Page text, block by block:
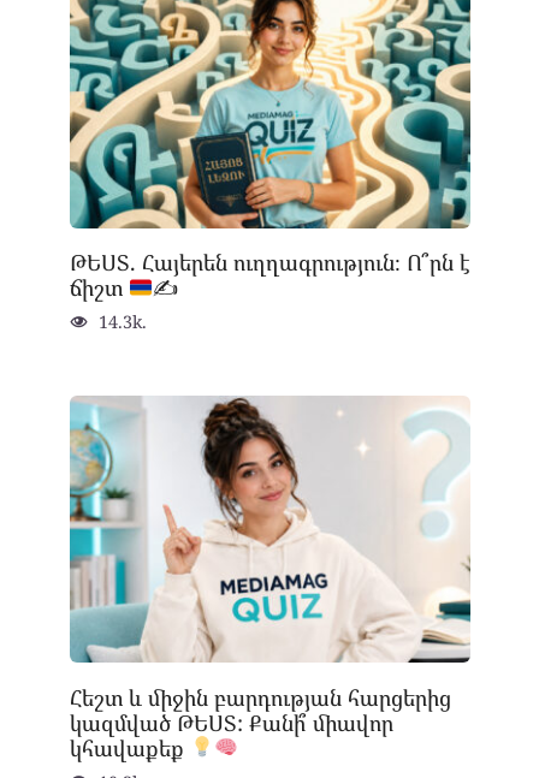
ԹԵՍՏ. Հայերեն ուղղագրություն։ Ո՞րն է
ճիշտ
✍
14.3k.
Հեշտ և միջին բարդության հարցերից
կազմված ԹԵՍՏ: Քանի՞ միավոր
կհավաքեք